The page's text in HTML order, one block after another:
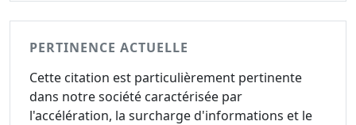
PERTINENCE ACTUELLE
Cette citation est particulièrement pertinente
dans notre société caractérisée par
l'accélération, la surcharge d'informations et le